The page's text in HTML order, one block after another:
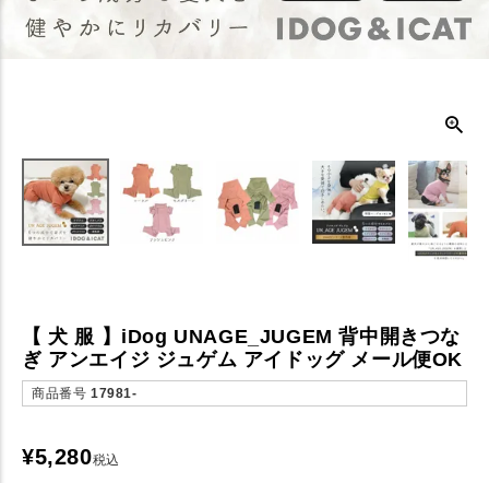
【 犬 服 】iDog UNAGE_JUGEM 背中開きつな
ぎ アンエイジ ジュゲム アイドッグ メール便OK
商品番号 17981-
¥5,280税込